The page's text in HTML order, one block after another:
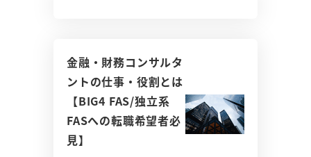
金融・財務コンサルタ
ントの仕事・役割とは
【BIG4 FAS/独立系
FASへの転職希望者必
見】